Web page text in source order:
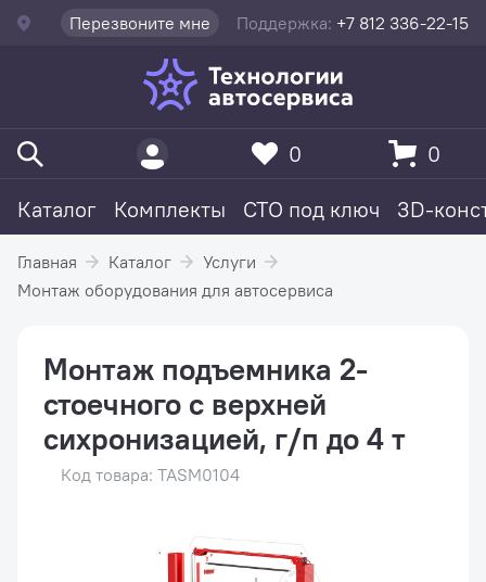
Перезвоните мне Поддержка: +7 812 336-22-15
Каталог Комплекты СТО под ключ 3D-
0 0
Главная Каталог
Услуги
Монтаж оборудования для автосервиса
Монтаж подъемника 2-
стоечного с верхней
сихронизацией, г/п до 4 т
Код товара: TASM0104